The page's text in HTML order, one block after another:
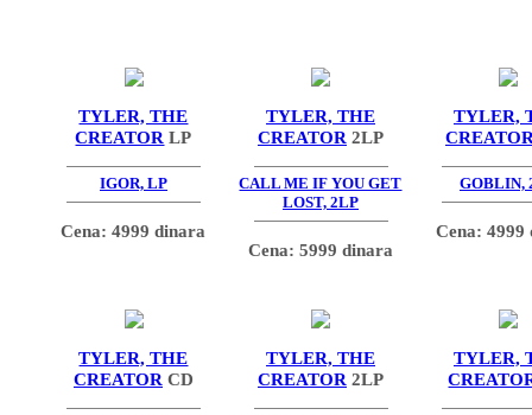
TYLER, THE
CREATOR LP
IGOR, LP
Cena: 4999 dinara
TYLER, THE
CREATOR 2LP
CALL ME IF YOU GET
LOST, 2LP
Cena: 5999 dinara
TYLER,
GOBLIN,
Cena: 4999
TYLER, THE
CREATOR CD
TYLER, THE
CREATOR 2LP
TYLER,